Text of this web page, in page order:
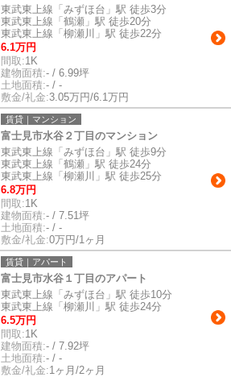
東武東上線「みずほ台」駅 徒歩3分
東武東上線「鶴瀬」駅 徒歩20分
東武東上線「柳瀬川」駅 徒歩22分
6.1万円
間取:1K
建物面積:- / 6.99坪
土地面積:- / -
敷金/礼金:3.05万円/6.1万円
賃貸｜マンション
富士見市水谷２丁目のマンション
東武東上線「みずほ台」駅 徒歩9分
東武東上線「鶴瀬」駅 徒歩24分
東武東上線「柳瀬川」駅 徒歩25分
6.8万円
間取:1K
建物面積:- / 7.51坪
土地面積:- / -
敷金/礼金:0万円/1ヶ月
賃貸｜アパート
富士見市水谷１丁目のアパート
東武東上線「みずほ台」駅 徒歩10分
東武東上線「柳瀬川」駅 徒歩24分
6.5万円
間取:1K
建物面積:- / 7.92坪
土地面積:- / -
敷金/礼金:1ヶ月/2ヶ月